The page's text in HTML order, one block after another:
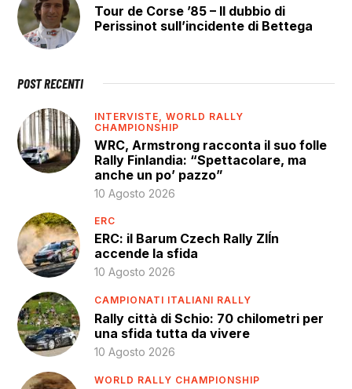
Tour de Corse ’85 – Il dubbio di
Perissinot sull’incidente di Bettega
POST RECENTI
INTERVISTE,WORLD RALLY
CHAMPIONSHIP
WRC, Armstrong racconta il suo folle
Rally Finlandia: “Spettacolare, ma
anche un po’ pazzo”
10 Agosto 2026
ERC
ERC: il Barum Czech Rally ZlÍn
accende la sfida
10 Agosto 2026
CAMPIONATI ITALIANI RALLY
Rally città di Schio: 70 chilometri per
una sfida tutta da vivere
10 Agosto 2026
WORLD RALLY CHAMPIONSHIP